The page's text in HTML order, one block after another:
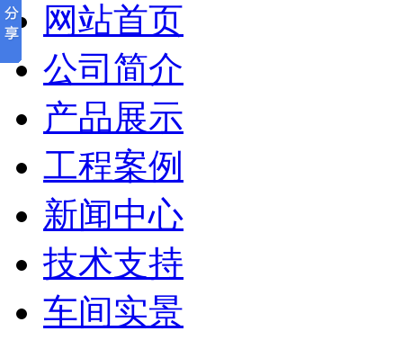
网站首页
公司简介
产品展示
工程案例
新闻中心
技术支持
车间实景